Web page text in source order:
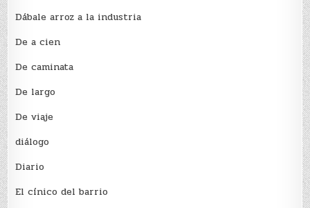
Dábale arroz a la industria
De a cien
De caminata
De largo
De viaje
diálogo
Diario
El cínico del barrio